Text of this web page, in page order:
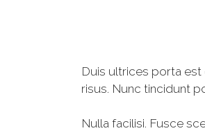
Duis ultrices porta est
risus. Nunc tincidunt
Nulla facilisi. Fusce